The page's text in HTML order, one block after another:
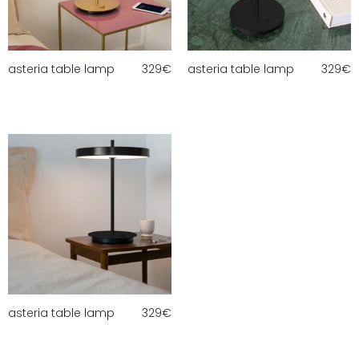
asteria table lamp 329€ asteria table lamp 329€
asteria table lamp 329€